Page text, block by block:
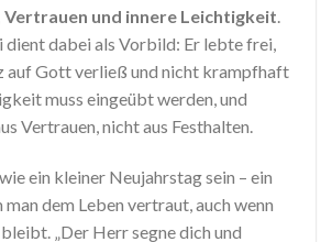
Vertrauen und innere Leichtigkeit
dient dabei als Vorbild: Er lebte frei,
auf Gott verließ und nicht krampfhaft
muss eingeübt werden, und
Vertrauen, nicht aus Festhalten.
ein kleiner Neujahrstag sein – ein
man dem Leben vertraut, auch wenn
„Der Herr segne dich und